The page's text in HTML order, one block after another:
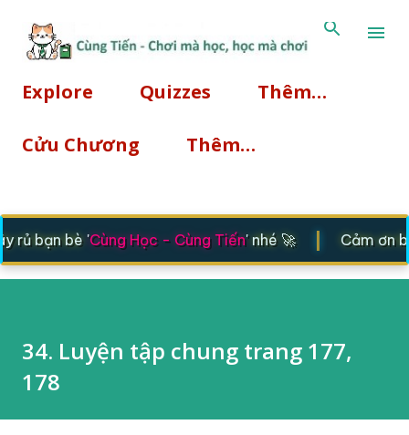
Explore Quizzes Thêm…
Cửu Chương Thêm…
rủ bạn bè 'Cùng Học - Cùng Tiến' nhé 🚀 Cảm ơn
34. Luyện tập chung trang 177,
178